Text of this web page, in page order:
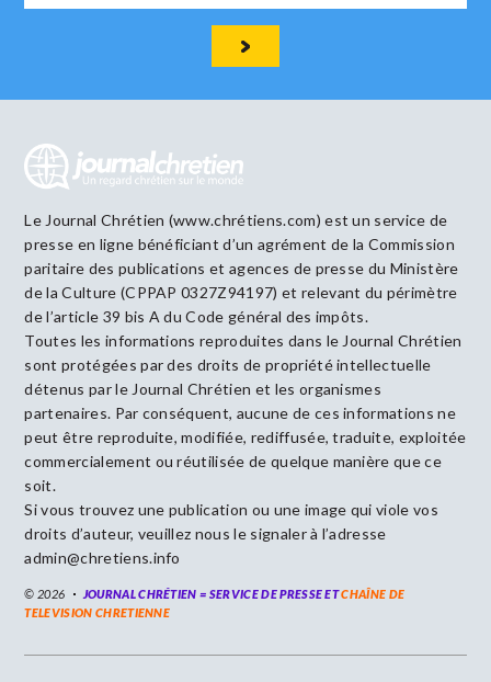
Le Journal Chrétien (www.chrétiens.com) est un service de
presse en ligne bénéficiant d’un agrément de la Commission
paritaire des publications et agences de presse du Ministère
de la Culture (CPPAP 0327Z94197) et relevant du périmètre
de l’article 39 bis A du Code général des impôts.
Toutes les informations reproduites dans le Journal Chrétien
sont protégées par des droits de propriété intellectuelle
détenus par le Journal Chrétien et les organismes
partenaires. Par conséquent, aucune de ces informations ne
peut être reproduite, modifiée, rediffusée, traduite, exploitée
commercialement ou réutilisée de quelque manière que ce
soit.
Si vous trouvez une publication ou une image qui viole vos
droits d’auteur, veuillez nous le signaler à l’adresse
admin@chretiens.info
© 2026 JOURNAL CHRÉTIEN = SERVICE DE PRESSE ETCHAÎNE DE
TELEVISION CHRETIENNE